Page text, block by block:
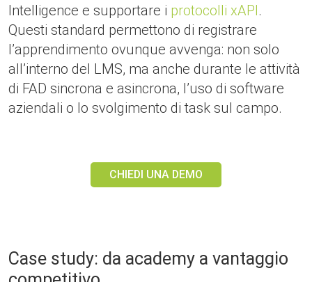
Intelligence e supportare i protocolli xAPI.
Questi standard permettono di registrare
l’apprendimento ovunque avvenga: non solo
all’interno del LMS, ma anche durante le attività
di FAD sincrona e asincrona, l’uso di software
aziendali o lo svolgimento di task sul campo.
CHIEDI UNA DEMO
Case study: da academy a vantaggio